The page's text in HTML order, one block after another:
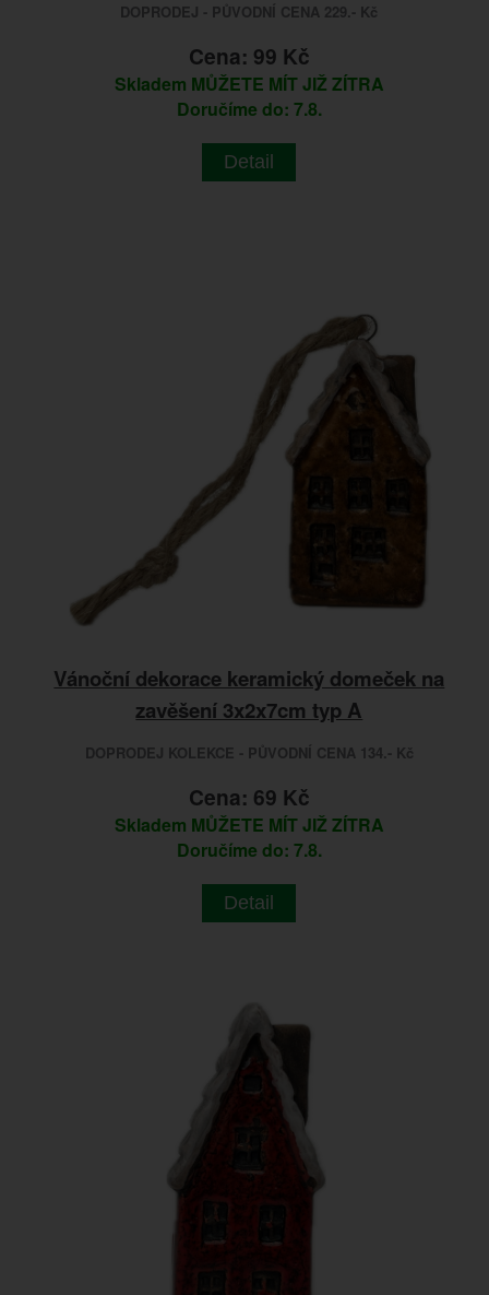
DOPRODEJ - PŮVODNÍ CENA 229.- Kč
Cena: 99 Kč
Skladem MŮŽETE MÍT JIŽ ZÍTRA
Doručíme do: 7.8.
Detail
Vánoční dekorace keramický domeček na
zavěšení 3x2x7cm typ A
DOPRODEJ KOLEKCE - PŮVODNÍ CENA 134.- Kč
Cena: 69 Kč
Skladem MŮŽETE MÍT JIŽ ZÍTRA
Doručíme do: 7.8.
Detail